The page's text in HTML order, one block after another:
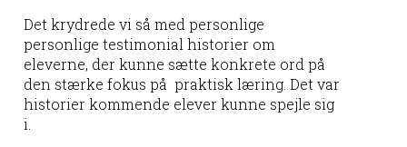
Det krydrede vi så med personlige
personlige testimonial historier om
eleverne, der kunne sætte konkrete ord på
den stærke fokus på praktisk læring. Det var
historier kommende elever kunne spejle sig
i.